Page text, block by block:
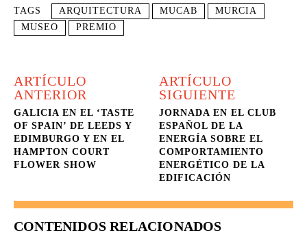
TAGS ARQUITECTURA MUCAB
MURCIA
MUSEO
PREMIO
ARTÍCULO
ANTERIOR
GALICIA EN EL ‘TASTE
OF SPAIN’ DE LEEDS Y
EDIMBURGO Y EN EL
HAMPTON COURT
FLOWER SHOW
ARTÍCULO
SIGUIENTE
JORNADA EN EL CLUB
ESPAÑOL DE LA
ENERGÍA SOBRE EL
COMPORTAMIENTO
ENERGÉTICO DE LA
EDIFICACIÓN
CONTENIDOS RELACIONADOS